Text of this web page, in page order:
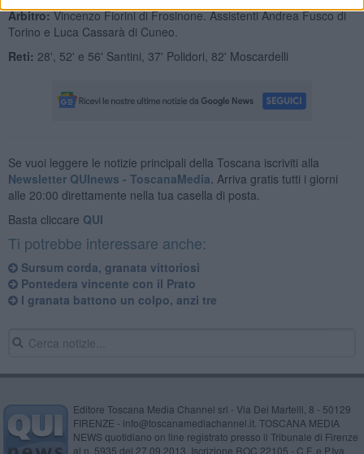
Arbitro:Vincenzo Fiorini di Frosinone. Assistenti Andrea Fusco di
Torino e Luca Cassarà di Cuneo.
Reti: 28', 52' e 56' Santini, 37' Polidori, 82' Moscardelli
Se vuoi leggere le notizie principali della Toscana iscriviti alla
Newsletter QUInews - ToscanaMedia. Arriva gratis tutti i giorni
alle 20:00 direttamente nella tua casella di posta.
Basta cliccare QUI
Ti potrebbe interessare anche:
Sursum corda, granata vittoriosi
Pontedera vincente con il Prato
I granata battono un colpo, anzi tre
Editore Toscana Media Channel srl - Via Dei Martelli, 8 - 50129
FIRENZE - info@toscanamediachannel.it. TOSCANA MEDIA
NEWS quotidiano on line registrato presso il Tribunale di Firenze
al n. 5935 del 27.09.2013. Iscrizione ROC 22105 - C.F. e P.Iva